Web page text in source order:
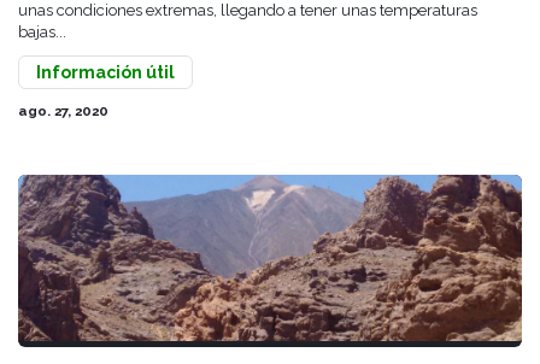
unas condiciones extremas, llegando a tener unas temperaturas
bajas...
Información útil
ago. 27, 2020